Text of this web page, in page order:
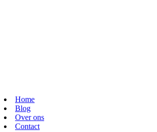
Home
Blog
Over ons
Contact